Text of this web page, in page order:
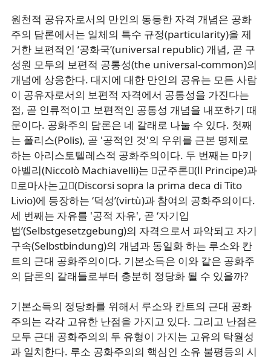
원천적 공유자로서의 만인의 동등한 자격 개념은 공화
주의 담론에서는 일체의 특수 규정(particularity)을 제
거한 보편적인 ‘공화국’(universal republic) 개념, 곧 구
성원 모두의 보편적 공통성(the universal-common)의
개념에 상응한다. 대지에 대한 만인의 공유는 모든 사람
이 공유자로서의 보편적 자격에서 공통성을 가진다는
점, 곧 인류적이고 보편적인 공통성 개념을 내포하기 때
문이다. 공화주의 담론은 네 갈래로 나눌 수 있다. 첫째
는 폴리스(Polis), 곧 '공적인 것'의 우위를 근본 명제로
하는 아리스토텔레스적 공화주의이다. 두 번째는 마키
아벨리(Niccolò Machiavelli)는 󰡔군주론󰡕(Ⅱ Principe)과
󰡔로마사논고󰡕(Discorsi sopra la prima deca di Tito
Livio)에 등장하는 ‘덕성’(virtù)과 참여의 공화주의이다.
세 번째는 자유를 '공적 자유', 곧 ‘자기입
법’(Selbstgesetzgebung)의 자격으로서 파악되고 자기
구속(Selbstbindung)의 개념과 동일화 하는 루소와 칸
트의 근대 공화주의이다. 기본소득은 이와 같은 공화주
의 담론의 갈래들로부터 충분히 정당화 될 수 있을까?
기본소득의 정당화를 위해서 루소와 칸트의 근대 공화
주의는 각각 고유한 난점을 가지고 있다. 그리고 난점은
모두 근대 공화주의의 두 유형이 가지는 고유의 탁월성
과 일치한다. 루소 공화주의의 핵심인 소유 불평등의 시